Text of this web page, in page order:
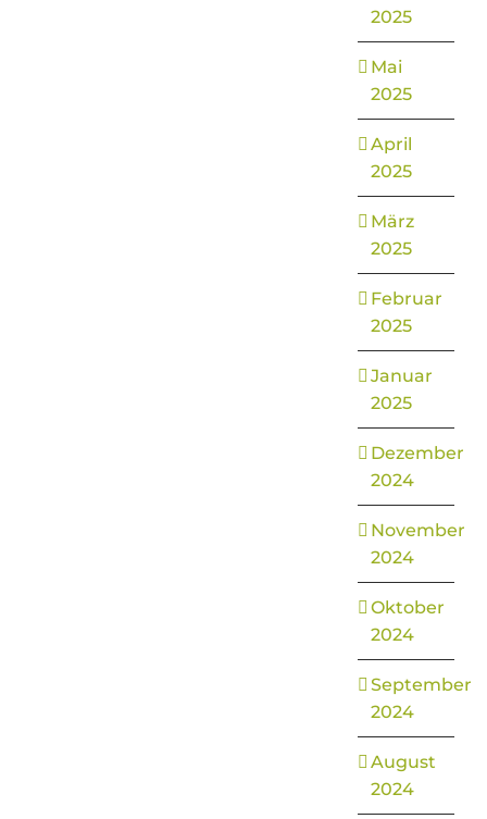
2025
Mai
2025
April
2025
März
2025
Februar
2025
Januar
2025
Dezember
2024
November
2024
Oktober
2024
September
2024
August
2024